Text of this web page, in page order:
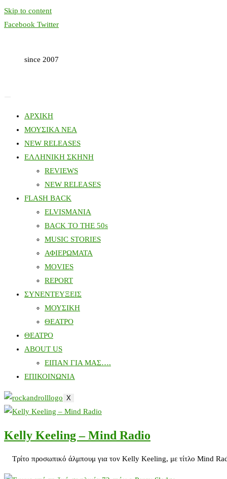
Skip to content
Facebook Twitter
since 2007
ΑΡΧΙΚΗ
ΜΟΥΣΙΚΑ ΝΕΑ
NEW RELEASES
ΕΛΛΗΝΙΚΗ ΣΚΗΝΗ
REVIEWS
NEW RELEASES
FLASH BACK
ELVISMANIA
BACK TO THE 50s
MUSIC STORIES
ΑΦΙΕΡΩΜΑΤΑ
MOVIES
REPORT
ΣΥΝΕΝΤΕΥΞΕΙΣ
ΜΟΥΣΙΚΗ
ΘΕΑΤΡΟ
ΘΕΑΤΡΟ
ABOUT US
ΕΙΠΑΝ ΓΙΑ ΜΑΣ….
ΕΠΙΚΟΙΝΩΝΙΑ
X
Kelly Keeling – Mind Radio
Τρίτο προσωπικό άλμπουμ για τον Kelly Keeling, με τίτλο Mind